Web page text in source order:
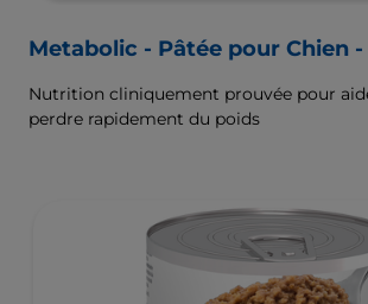
Metabolic - Pâtée pour Chien
Nutrition cliniquement prouvée pour
perdre rapidement du poids